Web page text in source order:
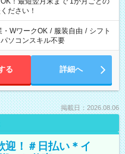
ださい！
・WワークOK / 服装自由 / シフト
パソコンスキル不要
る 詳細へ
掲載日：2026.08.06
迎！＃日払い＊イ